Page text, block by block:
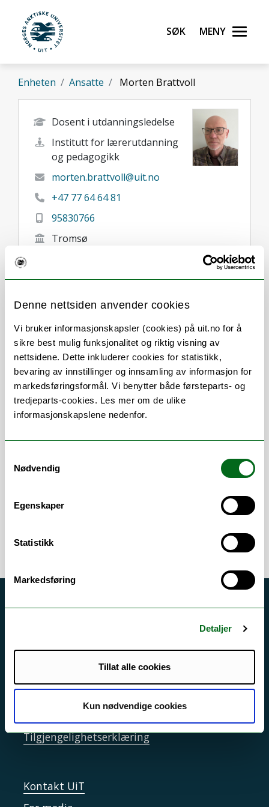
Denne nettsiden anvender cookies
Vi bruker informasjonskapsler (cookies) på uit.no for å
sikre best mulig funksjonalitet og riktig visning av
nettsidene. Dette inkluderer cookies for statistikk,
bevaring av innstillinger og innsamling av informasjon for
markedsføringsformål. Vi benytter både førsteparts- og
tredjeparts-cookies. Les mer om de ulike
informasjonskapslene nedenfor.
Nødvendig
Egenskaper
Statistikk
Markedsføring
Detaljer
Tillat alle cookies
Kun nødvendige cookies
Gå til hovedinnhold
UiT Norges arktiske universitet
Søk Meny
Enheten Ansatte Morten Brattvoll
Dosent i utdanningsledelse
Institutt for lærerutdanning
og pedagogikk
morten.brattvoll@uit.no
+47 77 64 64 81
95830766
Tromsø
Om
Forskning og undervisning
Publikasjoner
Her finner du meg
Stillingsbeskrivelse
Bidrar i utvikling og gjennomføring av
utdanningssystemet.
Akutt hjelp
Driftsmeldinger
Personvern ved UiT
Sikkerhet, beredskap og personvern
Tilgjengelighetserklæring
Kontakt UiT